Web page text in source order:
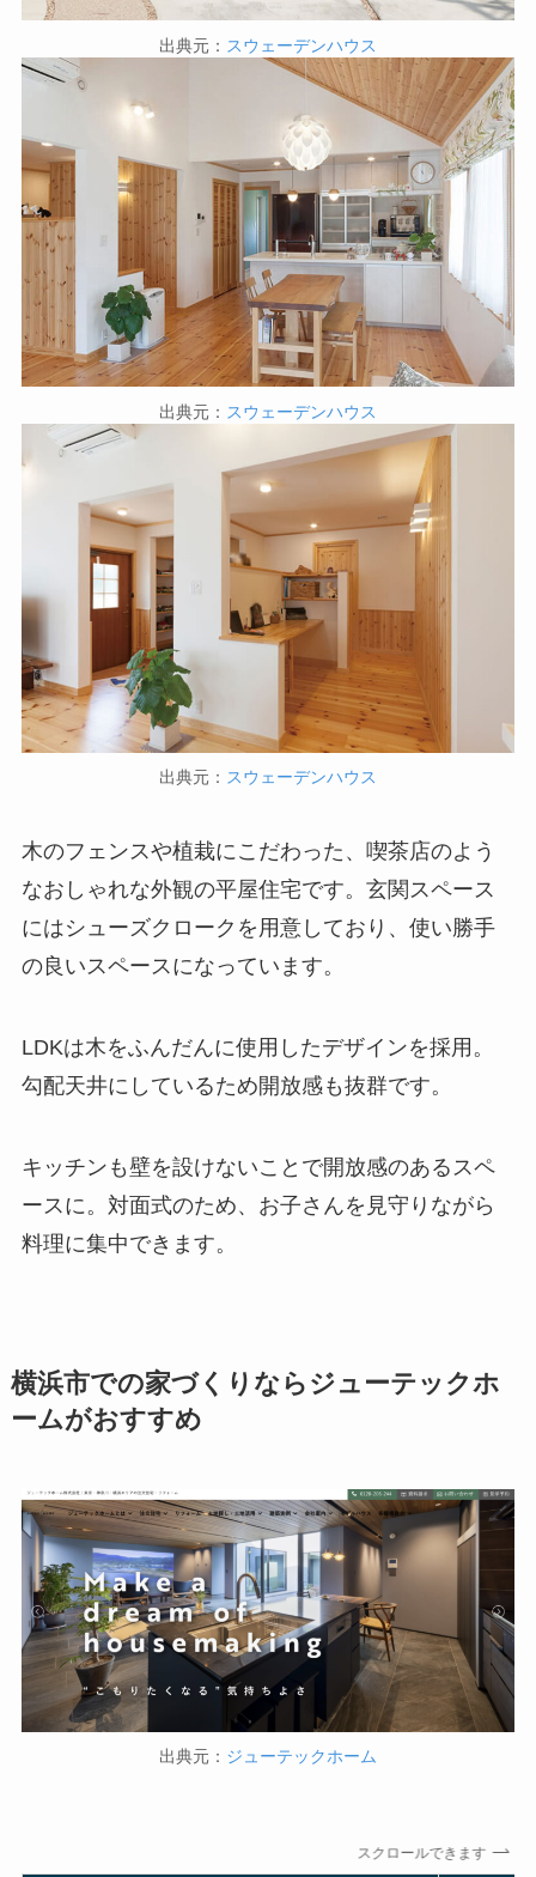
出典元： スウェーデンハウス
出典元： スウェーデンハウス
出典元： スウェーデンハウス
木のフェンスや植栽にこだわった、喫茶店のよう
なおしゃれな外観の平屋住宅です。玄関スペース
にはシューズクロークを用意しており、使い勝手
の良いスペースになっています。
LDKは木をふんだんに使用したデザインを採用。
勾配天井にしているため開放感も抜群です。
キッチンも壁を設けないことで開放感のあるスペ
ースに。対面式のため、お子さんを見守りながら
料理に集中できます。
横浜市での家づくりならジューテックホ
ームがおすすめ
出典元： ジューテックホーム
スクロールできます